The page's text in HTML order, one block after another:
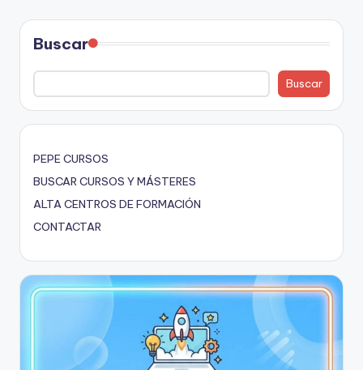
Buscar
Buscar
PEPE CURSOS
BUSCAR CURSOS Y MÁSTERES
ALTA CENTROS DE FORMACIÓN
CONTACTAR